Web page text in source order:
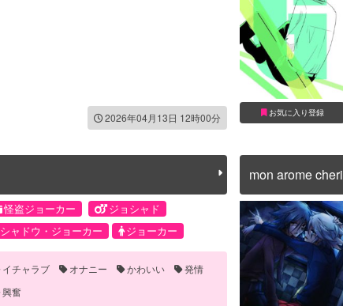
2026年04月13日 12時00分 お気に入り登録
怪盗ジョーカー
ジョシャド
シャドウ・ジョーカー
ジョーカー
イチャラブ オナニー かわいい
発情
興奮
mon arome cheri